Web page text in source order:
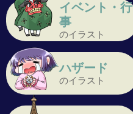
イベント・行
事
のイラスト
ハザード
のイラスト